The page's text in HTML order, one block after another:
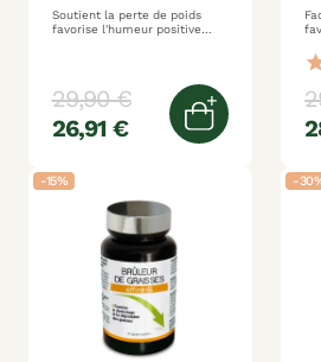
au panier
Soutient la perte de poids
favorise l'humeur positive
29,90 €
26,91 €
Ajouter au
-15% -